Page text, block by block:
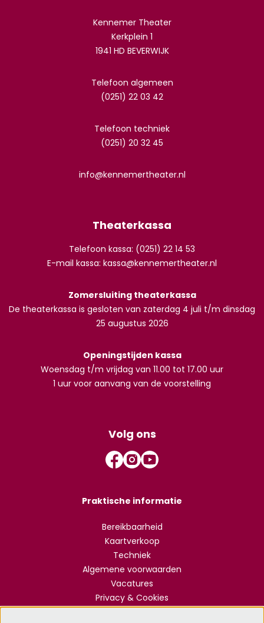
Kennemer Theater
Kerkplein 1
1941 HD BEVERWIJK
Telefoon algemeen
(0251) 22 03 42
Telefoon techniek
(0251) 20 32 45
info@kennemertheater.nl
Theaterkassa
Telefoon kassa: (0251) 22 14 53
E-mail kassa: kassa@kennemertheater.nl
Zomersluiting theaterkassa
De theaterkassa is gesloten van zaterdag 4 juli t/m dinsdag
25 augustus 2026
Openingstijden kassa
Woensdag t/m vrijdag van 11.00 tot 17.00 uur
1 uur voor aanvang van de voorstelling
Volg ons
Praktische informatie
Bereikbaarheid
Kaartverkoop
Techniek
Algemene voorwaarden
Vacatures
Privacy & Cookies